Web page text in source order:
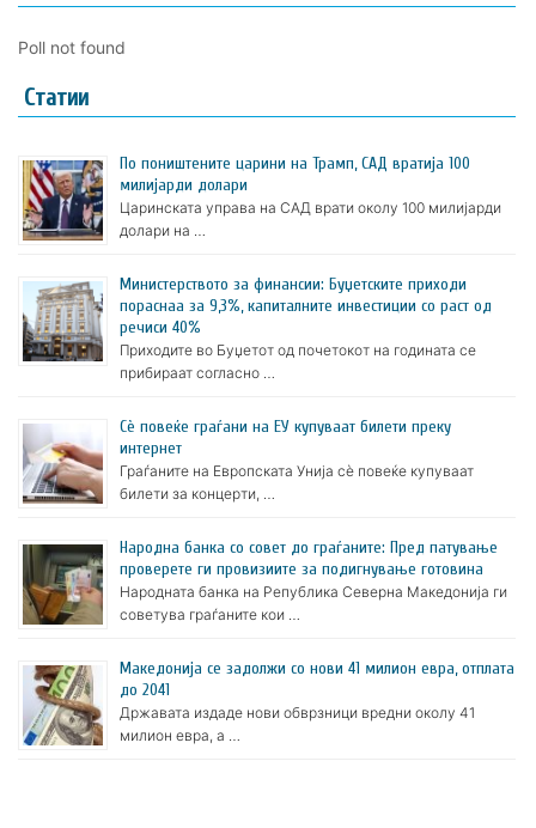
Poll not found
Статии
По поништените царини на Трамп, САД вратија 100
милијарди долари
Царинската управа на САД врати околу 100 милијарди
долари на …
Министерството за финансии: Буџетските приходи
пораснаа за 9,3%, капиталните инвестиции со раст од
речиси 40%
Приходите во Буџетот од почетокот на годината се
прибираат согласно …
Сè повеќе граѓани на ЕУ купуваат билети преку
интернет
Граѓаните на Европската Унија сè повеќе купуваат
билети за концерти, …
Народна банка со совет до граѓаните: Пред патување
проверете ги провизиите за подигнување готовина
Народната банка на Република Северна Македонија ги
советува граѓаните кои …
Македонија се задолжи со нови 41 милион евра, отплата
до 2041
Државата издаде нови обврзници вредни околу 41
милион евра, а …